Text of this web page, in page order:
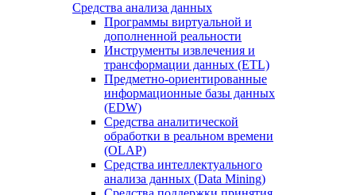
Средства анализа данных
Программы виртуальной и
дополненной реальности
Инструменты извлечения и
трансформации данных (ETL)
Предметно-ориентированные
информационные базы данных
(EDW)
Средства аналитической
обработки в реальном времени
(OLAP)
Средства интеллектуального
анализа данных (Data Mining)